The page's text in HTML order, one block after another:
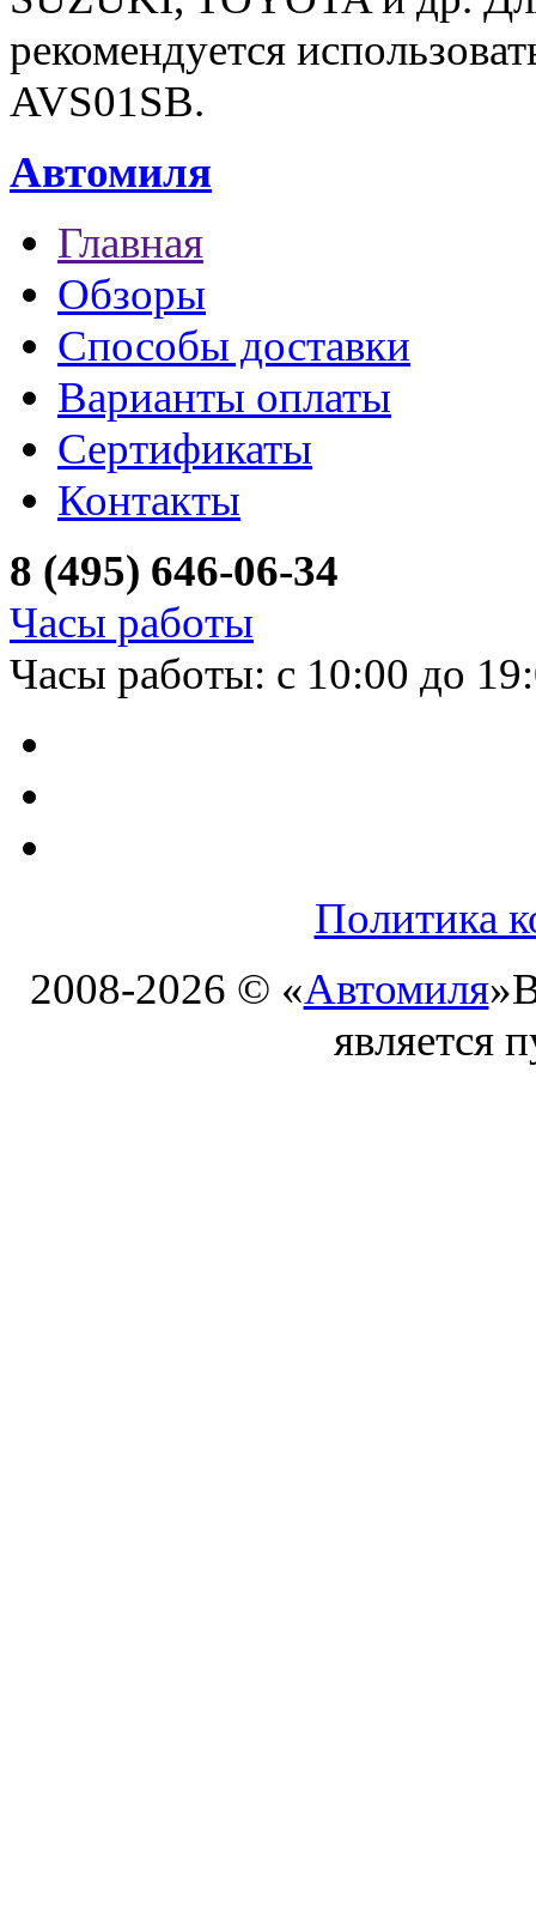
рекомендуется
AVS01SB.
Автомиля
Главная
Обзоры
Способы доставки
Варианты оплаты
Сертификаты
Контакты
8 (495) 646-06-34
Часы работы
Часы работы: с 10:00 до
Политика
2008-2026 © «Автомиля»
является